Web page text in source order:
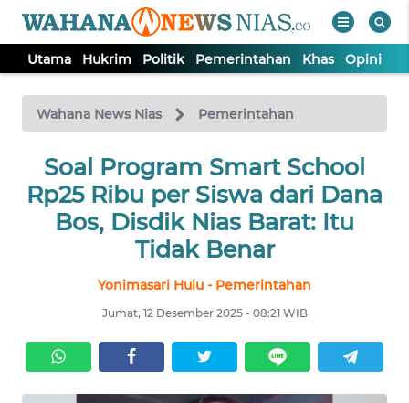
Utama Hukrim Politik Pemerintahan Khas Opini
Wahana News Nias Pemerintahan
Soal Program Smart School
Rp25 Ribu per Siswa dari Dana
Bos, Disdik Nias Barat: Itu
Tidak Benar
Yonimasari Hulu - Pemerintahan
Jumat, 12 Desember 2025 - 08:21 WIB
TV
Tutup
UTAMA
HUKRIM
PEMERINTAHAN
KHAS